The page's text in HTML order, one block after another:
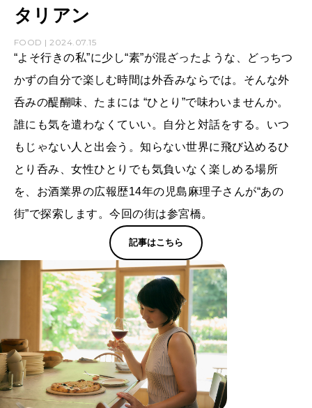
タリアン
FOOD | 2024.07.15
“よそ行きの私”に少し“素”が混ざったような、どっちつ
かずの自分で楽しむ時間は外呑みならでは。そんな外
呑みの醍醐味、たまには “ひとり”で味わいませんか。
誰にも気を遣わなくていい。自分と対話をする。いつ
もじゃない人と出会う。知らない世界に飛び込めるひ
とり呑み、女性ひとりでも気負いなく楽しめる場所
を、お酒業界の広報歴14年の児島麻理子さんが“あの
街”で探索します。今回の街は参宮橋。
記事はこちら